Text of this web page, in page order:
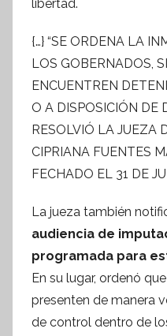
libertad.
{…} “SE ORDENA LA
LOS GOBERNADOS,
ENCUENTREN
O A DISPOSICIÓN DE
RESOLVIÓ LA JUEZA
CIPRIANA FUENTES
FECHADO EL 31 DE
La jueza también
audiencia de
programada para
En su lugar, ordenó
presenten de manera
de control dentro de